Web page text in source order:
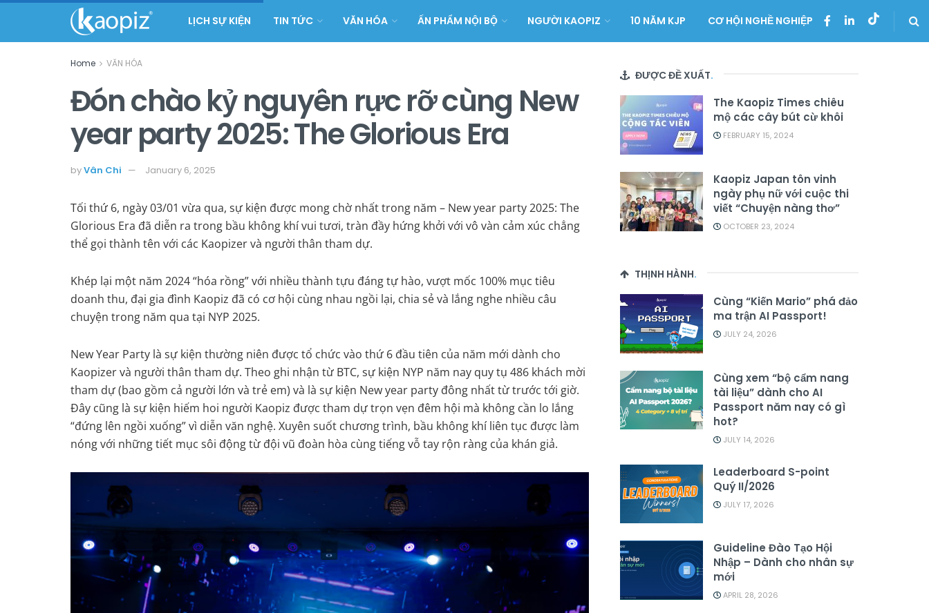
LỊCH SỰ KIỆN TIN TỨC VĂN HÓA ẤN PHẨM NỘI BỘ NGƯỜI KAOPIZ 10 NĂM KJP CƠ HỘI NGHỀ NGHIỆP
Home VĂN HÓA
Đón chào kỷ nguyên rực rỡ cùng New
year party 2025: The Glorious Era
byVân Chi January 6, 2025
Tối thứ 6, ngày 03/01 vừa qua, sự kiện được mong chờ nhất trong năm – New year party 2025: The
Glorious Era đã diễn ra trong bầu không khí vui tươi, tràn đầy hứng khởi với vô vàn cảm xúc chẳng
thể gọi thành tên với các Kaopizer và người thân tham dự.
Khép lại một năm 2024 “hóa rồng” với nhiều thành tựu đáng tự hào, vượt mốc 100% mục tiêu
doanh thu, đại gia đình Kaopiz đã có cơ hội cùng nhau ngồi lại, chia sẻ và lắng nghe nhiều câu
chuyện trong năm qua tại NYP 2025.
New Year Party là sự kiện thường niên được tổ chức vào thứ 6 đầu tiên của năm mới dành cho
Kaopizer và người thân tham dự. Theo ghi nhận từ BTC, sự kiện NYP năm nay quy tụ 486 khách mời
tham dự (bao gồm cả người lớn và trẻ em) và là sự kiện New year party đông nhất từ trước tới giờ.
Đây cũng là sự kiện hiếm hoi người Kaopiz được tham dự trọn vẹn đêm hội mà không cần lo lắng
“đứng lên ngồi xuống” vì diễn văn nghệ. Xuyên suốt chương trình, bầu không khí liên tục được làm
nóng với những tiết mục sôi động từ đội vũ đoàn hòa cùng tiếng vỗ tay rộn ràng của khán giả.
ĐƯỢC ĐỀ XUẤT.
The Kaopiz Times chiêu
mộ các cây bút cừ khôi
FEBRUARY 15, 2024
Kaopiz Japan tôn vinh
ngày phụ nữ với cuộc thi
viết “Chuyện nàng thơ”
OCTOBER 23, 2024
THỊNH HÀNH.
Cùng “Kiến Mario” phá đảo
ma trận AI Passport!
JULY 24, 2026
Cùng xem “bộ cẩm nang
tài liệu” dành cho AI
Passport năm nay có gì
hot?
JULY 14, 2026
Leaderboard S-point
Quý II/2026
JULY 17, 2026
Guideline Đào Tạo Hội
Nhập – Dành cho nhân sự
mới
APRIL 28, 2026